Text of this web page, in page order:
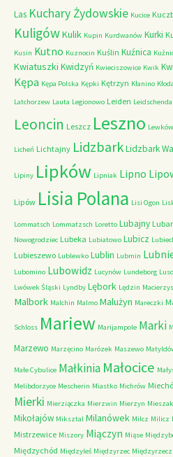
Las Kuchary Żydowskie Kucice
KuligówKulik Kupin Kurdwanów Kurki
Kusin Kutno Kuznocin Kuślin Kuźnica
Kwiatuszki Kwidzyń Kwieciszowice Kwik
Kępa Kępa Polska Kępki Kętrzyn Kłanino
Latchorzew Lauta Legionowo Leiden
Leoncin Leszcz Leszno Lewków
Licheń Lichtajny LidzbarkLidzbark
Lipiny Lipków Lipniak Lipno
Lipów Lisia Polana Lisi Ogon
Lommatsch Lommatzsch Loretto Lubajny
Nowogrodziec Lubeka Lubiatowo Lubicz
Lubieszewo Lublewko Lublin Lubmin
Lubomino Lubowidz Lucynów Lundeborg
Lwówek Śląski Lyndby Lębork Lędzin
Malbork Malchin Malmo Malużyn Mareczki
Schloss Mariew Marijampole Marki
Marzewo Marzęcino Marózek Maszewo
Małe Cybulice Małkinia Małocice
Melibdorzyce Mescherin Miastko Michrów
Mierki Mierziączka Mierzwin Mierzyn
Mikołajów Miksztal Milanówek Milcz Milicz
Mistrzewice Miszory Miączyn Miąse
Międzychód Międzyleś Międzyrzec Międzyrzecz